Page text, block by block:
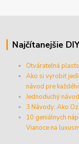
Najčítanejšie
Otvárateľná
Ako si vyrobiť
návod pre
Jednoduchý
3 Návody: Ako
10 geniálnych
Vianoce na